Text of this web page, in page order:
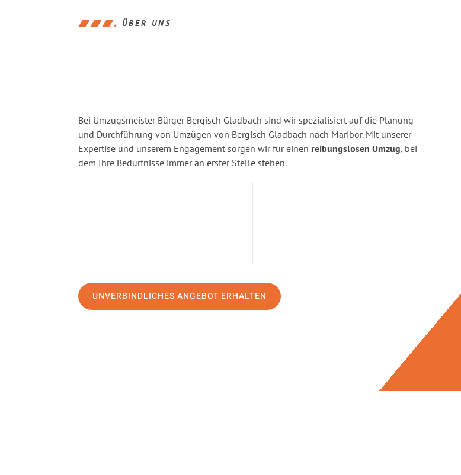
ÜBER UNS
Bei Umzugsmeister Bürger Bergisch Gladbach sind wir spezialisiert auf die Planung
und Durchführung von Umzügen von Bergisch Gladbach nach Maribor. Mit unserer
Expertise und unserem Engagement sorgen wir für einen reibungslosen Umzug, bei
dem Ihre Bedürfnisse immer an erster Stelle stehen.
UNVERBINDLICHES ANGEBOT ERHALTEN